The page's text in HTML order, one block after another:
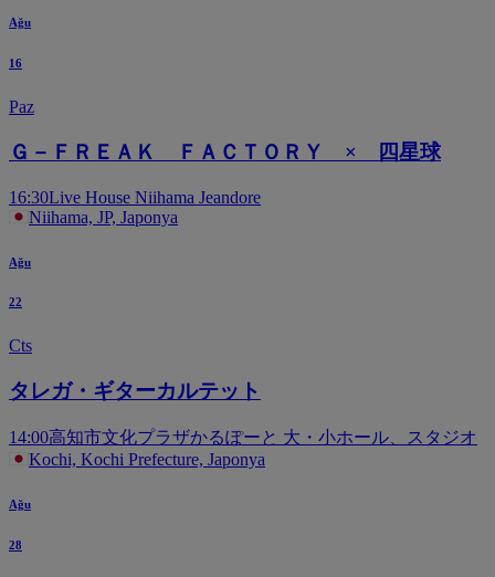
Ağu
16
Paz
Ｇ－ＦＲＥＡＫ ＦＡＣＴＯＲＹ × 四星球
16:30Live House Niihama Jeandore
Niihama, JP, Japonya
Ağu
22
Cts
タレガ・ギターカルテット
14:00高知市文化プラザかるぽーと 大・小ホール、スタジオ
Kochi, Kochi Prefecture, Japonya
Ağu
28